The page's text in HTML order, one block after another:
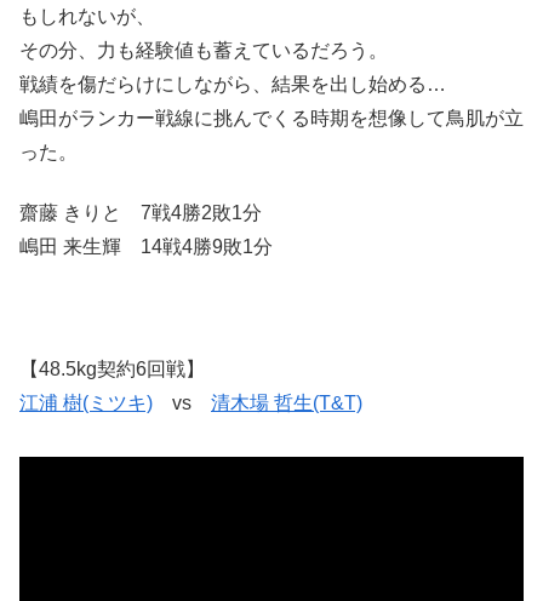
もしれないが、
その分、力も経験値も蓄えているだろう。
戦績を傷だらけにしながら、結果を出し始める…
嶋田がランカー戦線に挑んでくる時期を想像して鳥肌が立
った。
齋藤 きりと 7戦4勝2敗1分
嶋田 来生輝 14戦4勝9敗1分
【48.5kg契約6回戦】
江浦 樹(ミツキ) vs 清木場 哲生(T&T)